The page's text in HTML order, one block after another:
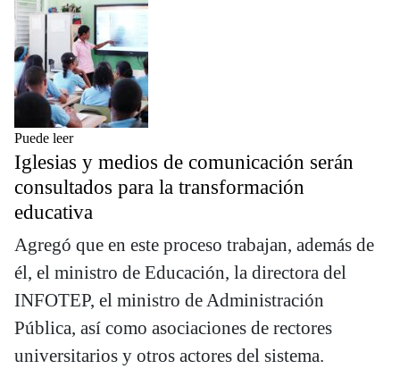
Puede leer
Iglesias y medios de comunicación serán
consultados para la transformación
educativa
Agregó que en este proceso trabajan, además de
él, el ministro de Educación, la directora del
INFOTEP, el ministro de Administración
Pública, así como asociaciones de rectores
universitarios y otros actores del sistema.